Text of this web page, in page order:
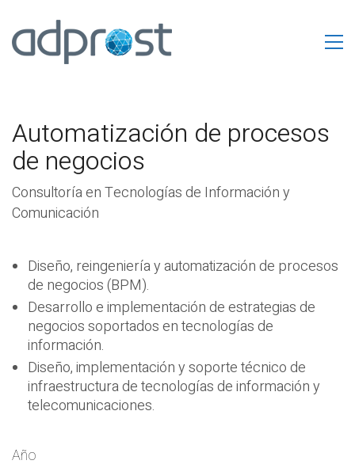
Automatización de procesos
de negocios
Consultoría en Tecnologías de Información y
Comunicación
Diseño, reingeniería y automatización de procesos
de negocios (BPM).
Desarrollo e implementación de estrategias de
negocios soportados en tecnologías de
información.
Diseño, implementación y soporte técnico de
infraestructura de tecnologías de información y
telecomunicaciones.
Año